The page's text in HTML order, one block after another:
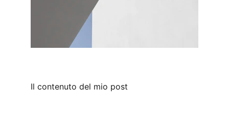
Il contenuto del mio post